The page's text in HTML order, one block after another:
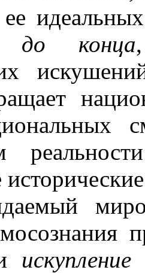
до конца
искупление